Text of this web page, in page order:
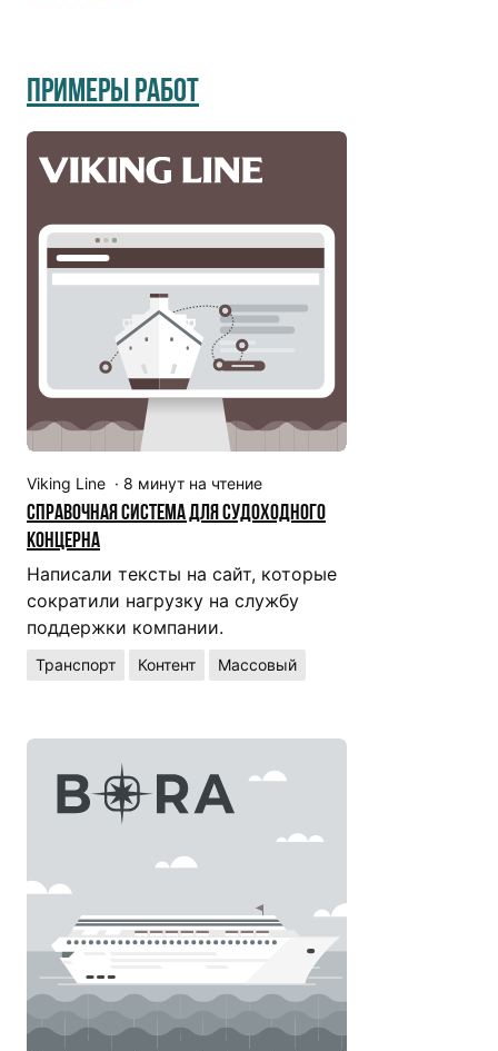
Примеры работ
Viking Line · 8 минут на чтение
Справочная система для судоходного
концерна
Написали тексты на сайт, которые
сократили нагрузку на службу
поддержки компании.
Транспорт Контент Массовый